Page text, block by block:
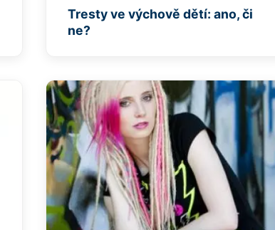
Tresty ve výchově dětí: ano, či
ne?